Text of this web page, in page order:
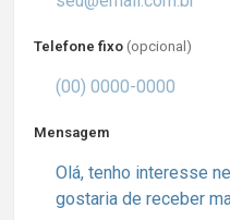
Telefone fixo (opcional)
Mensagem